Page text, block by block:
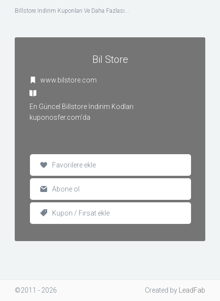
Billstore İndirim Kuponları Ve Daha Fazlası...
Bil Store
www.bilstore.com
En Güncel Billstore İndirim Kodları
kuponosfer.com'da
Favorilere ekle
Abone ol
Kupon / Fırsat ekle
©2011 - 2026 Created by LeadFab